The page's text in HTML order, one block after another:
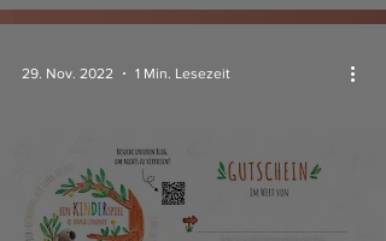
29. Nov. 2022 1 Min. Lesezeit